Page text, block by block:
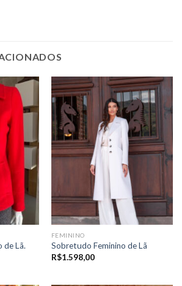
de Lã.
FEMININO
Sobretudo Feminino de Lã
R$1.598,00